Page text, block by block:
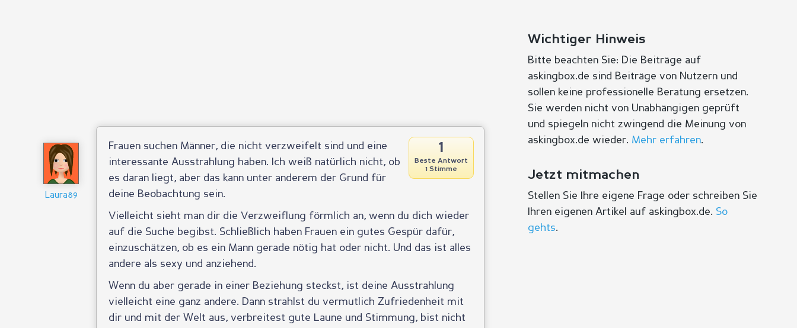
Laura89
1
Beste Antwort
1 Stimme
Frauen suchen Männer, die nicht verzweifelt sind und eine
interessante Ausstrahlung haben. Ich weiß natürlich nicht, ob
es daran liegt, aber das kann unter anderem der Grund für
deine Beobachtung sein.
Vielleicht sieht man dir die Verzweiflung förmlich an, wenn du dich wieder
auf die Suche begibst. Schließlich haben Frauen ein gutes Gespür dafür,
einzuschätzen, ob es ein Mann gerade nötig hat oder nicht. Und das ist alles
andere als sexy und anziehend.
Wenn du aber gerade in einer Beziehung steckst, ist deine Ausstrahlung
vielleicht eine ganz andere. Dann strahlst du vermutlich Zufriedenheit mit
dir und mit der Welt aus, verbreitest gute Laune und Stimmung, bist nicht
Wichtiger Hinweis
Bitte beachten Sie: Die Beiträge auf
askingbox.de sind Beiträge von Nutzern und
sollen keine professionelle Beratung ersetzen.
Sie werden nicht von Unabhängigen geprüft
und spiegeln nicht zwingend die Meinung von
askingbox.de wieder. Mehr erfahren.
Jetzt mitmachen
Stellen Sie Ihre eigene Frage oder schreiben Sie
Ihren eigenen Artikel auf askingbox.de. So
gehts.